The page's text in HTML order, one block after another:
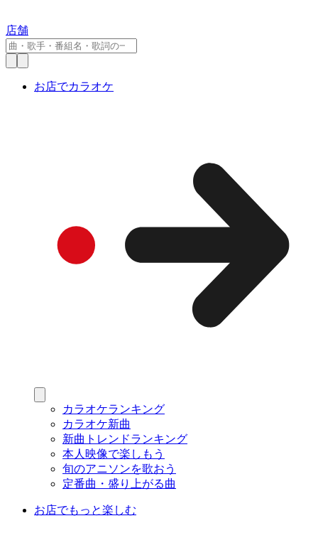
店舗
お店でカラオケ
カラオケランキング
カラオケ新曲
新曲トレンドランキング
本人映像で楽しもう
旬のアニソンを歌おう
定番曲・盛り上がる曲
お店でもっと楽しむ